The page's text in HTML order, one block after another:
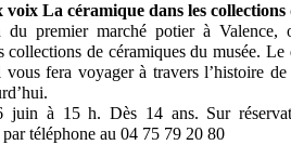
voix La céramique dans les collections
du premier marché potier à Valence,
collections de céramiques du musée.
vous fera voyager à travers l’histoire
juin à 15 h. Dès 14 ans. Sur
téléphone au 04 75 79 20 80